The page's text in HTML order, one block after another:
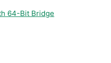
64-Bit Bridge